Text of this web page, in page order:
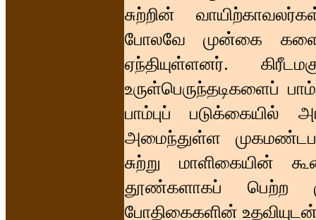
சுற்றின்
போலவே முன்கை களை
ஏந்தியுள்ளனர்.
உருள்பெருந்தடிகளைப்
பாம்புப் படுக்கையில்
அமைந்துள்ள
சுற்று மாளிகையின்
தூண்களாகப் பெற்ற
போதிகைகளின்